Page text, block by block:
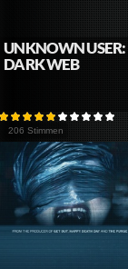
UNKNOWN USER:
DARK WEB
206 Stimmen